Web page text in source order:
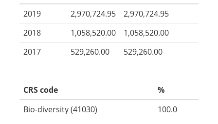
2019
2,970,724.95
2,970,724.95
2018
1,058,520.00
1,058,520.00
2017
529,260.00 529,260.00
CRS code
%
Bio-diversity (41030)
100.0